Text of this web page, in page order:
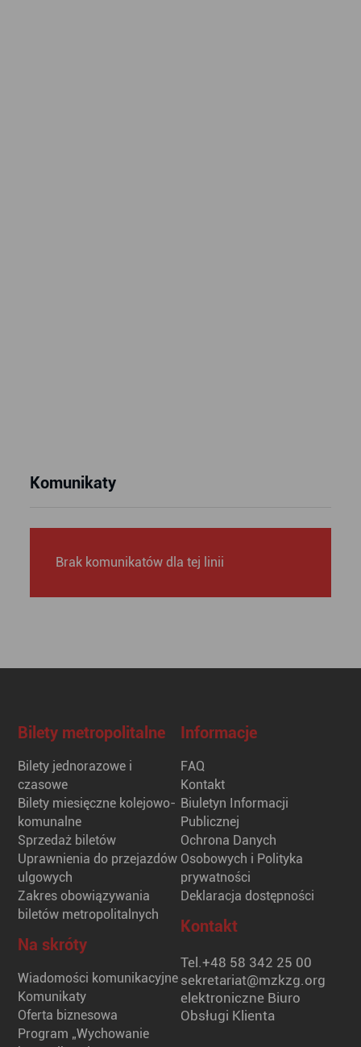
Komunikaty
Brak komunikatów dla tej linii
Bilety metropolitalne
Bilety jednorazowe i
czasowe
Bilety miesięczne kolejowo-
komunalne
Sprzedaż biletów
Uprawnienia do przejazdów
ulgowych
Zakres obowiązywania
biletów metropolitalnych
Na skróty
Wiadomości komunikacyjne
Komunikaty
Oferta biznesowa
Program „Wychowanie
Informacje
FAQ
Kontakt
Biuletyn Informacji
Publicznej
Ochrona Danych
Osobowych i Polityka
prywatności
Deklaracja dostępności
Kontakt
Tel.+48 58 342 25 00
sekretariat@mzkzg.org
elektroniczne Biuro
Obsługi Klienta